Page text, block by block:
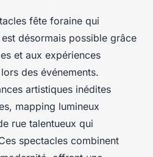
fête foraine qui
désormais possible grâce
et aux expériences
des événements.
artistiques inédites
mapping lumineux
rue talentueux qui
spectacles combinent